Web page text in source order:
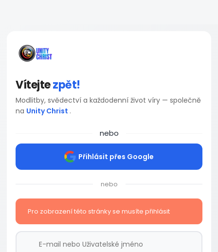
Vítejtezpět!
Modlitby, svědectví a každodenní život víry — společně
na Unity Christ .
nebo
Přihlásit přes Google
nebo
Pro zobrazení této stránky se musíte přihlásit